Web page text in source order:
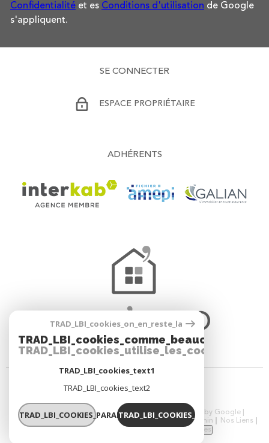
Confidentialité et es Conditions d'utilisation de Google
s'appliquent.
SE CONNECTER
ESPACE PROPRIÉTAIRE
ADHÉRENTS
© 2026 | Tous droits réservés | Traduction powered by Google |
Nos Honoraires
Plan Du Site Mentions Légales Admin
Nos Liens
TRAD_LBI_cookies_cookies
TRAD_LBI_cookies_on_en_reste_la
TRAD_LBI_cookies_utilise_les_cookies
TRAD_LBI_cookies_text1
TRAD_LBI_cookies_text2
TRAD_LBI_COOKIES_PARAMETRERTRAD_LBI_COOKIES_OK